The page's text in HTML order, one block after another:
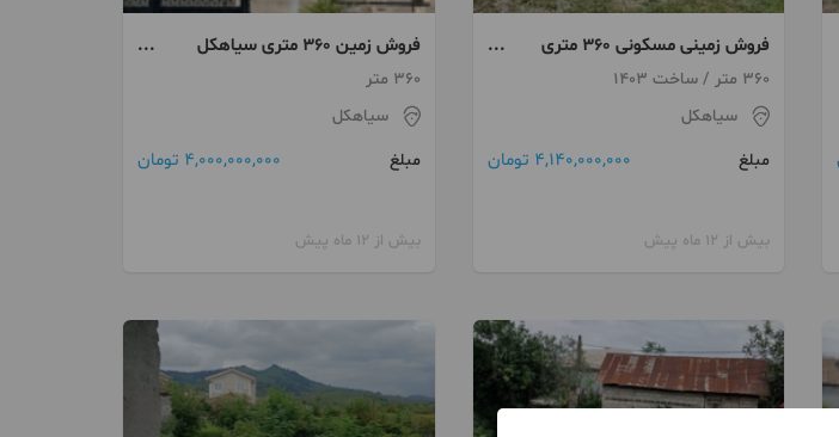
فروش زمینی مسکونی 360 متری
گیلان سیاهکل
360 متر / ساخت 1403
سیاهکل
مبلغ
4,140,000,000 تومان
بیش از 12 ماه پیش
فروش زمین 360 متری سیاهکل
گیلان
360 متر
سیاهکل
مبلغ
4,000,000,000 تومان
بیش از 12 ماه پیش